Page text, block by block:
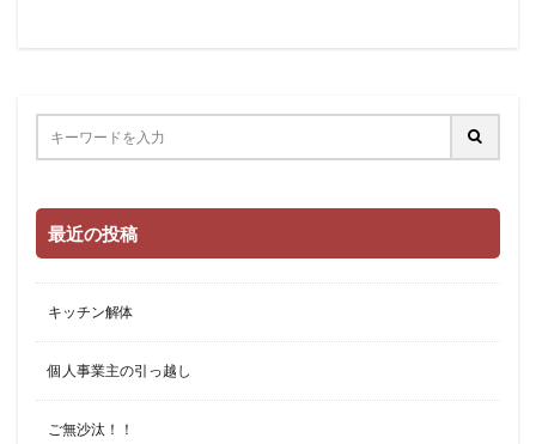
最近の投稿
キッチン解体
個人事業主の引っ越し
ご無沙汰！！